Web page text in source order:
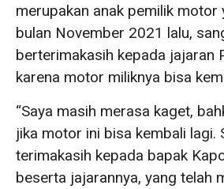
merupakan anak pemilik motor
bulan November 2021 lalu,
berterimakasih kepada jajaran
karena motor miliknya bisa
“Saya masih merasa kaget,
jika motor ini bisa kembali lagi.
terimakasih kepada bapak
beserta jajarannya, yang telah